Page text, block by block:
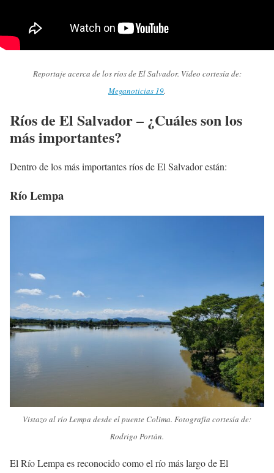
Reportaje acerca de los ríos de El Salvador. Vídeo cortesía de:
Meganoticias 19.
Ríos de El Salvador – ¿Cuáles son los
más importantes?
Dentro de los más importantes ríos de El Salvador están:
Río Lempa
Vistazo al río Lempa desde el puente Colima. Fotografía cortesía de:
Rodrigo Portán.
El Río Lempa es reconocido como el río más largo de El